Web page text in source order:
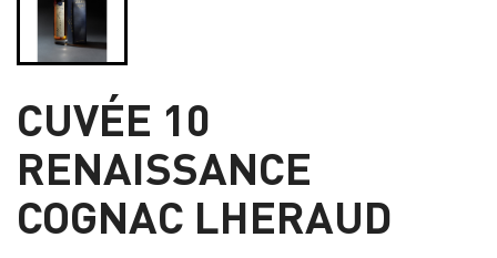
CUVÉE 10
RENAISSANCE
COGNAC LHERAUD